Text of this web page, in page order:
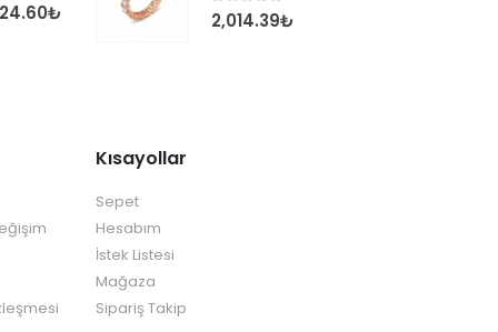
₺ 0 out of 5
2,014.39₺
Kısayollar
Sepet
Hesabım
İstek Listesi
Mağaza
Sipariş Takip